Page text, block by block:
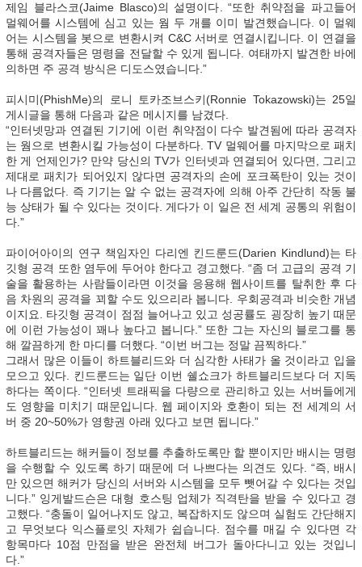
제임 블라스코(Jaime Blasco)의 설명이다. “또한 취약점을 파고들어
멀웨어를 시스템에 심고 있는 웜 두 개를 이미 발견했습니다. 이 멀웨
어는 시스템을 봇으로 변환시켜 C&C 서버로 연결시킵니다. 이 연결을
통해 공격자들은 명령을 전달할 수 있게 됩니다. 여태까지 발견한 바에
의하면 주 공격 방식은 디도스였습니다.”
피시미(PhishMe)의 로니 토카조브스키(Ronnie Tokazowski)는 25일
게시글을 통해 다음과 같은 메시지를 남겼다.
“인터넷망과 연결된 기기에 이런 취약점이 다수 발견됨에 따라 공격자
는 웜으로 변환시킬 가능성이 다분하다. TV 멀웨어를 마지막으로 패치
한 게 언제인가? 만약 당신의 TV가 인터넷과 연결되어 있다면, 그리고
제대로 패치가 되어있지 않다면 공격자의 손에 포크폭탄이 있는 것이
나 다름없다. 즉 기기는 알 수 없는 공격자에 의해 아주 간단히 작동 불
능 상태가 될 수 있다는 것이다. 게다가 이 일은 전 세계 공통의 위험이
다.”
파이어아이의 연구 책임자인 다리엔 킨드룬드(Darien Kindlund)는 타
깃형 공격 또한 염두에 두어야 한다고 경고했다. “좀 더 고급의 공격 기
술을 활용하는 사람들이라면 이것을 응용해 웹사이트를 탈취한 후 다
음 차원의 공격을 꾀할 수도 있으리라 봅니다. 우회공격과 비슷한 개념
이지요. 타깃형 공격이 점점 늘어나고 있고 성공률도 굉장히 높기 때문
에 이런 가능성이 꽤나 높다고 봅니다.” 또한 그는 자신의 블로그를 통
해 깔끔하게 한 마디를 더했다. “이번 버그는 정말 끔찍하다.”
그래서 많은 이들이 하트블리드와 더 심각한 사태가 올 것이라고 입을
모으고 있다. 킨드룬드는 일단 이번 쉘쇼크가 하트블리드보다 더 지독
하다는 쪽이다. “인터넷 트래픽을 다량으로 관리하고 있는 서버들에게
도 영향을 미치기 때문입니다. 웹 페이지와 호환이 되는 전 세계의 서
버 중 20~50%가 영향권 아래 있다고 보면 됩니다.”
하트블리드는 해커들이 정보를 추출하도록만 할 뿐이지만 배시는 명령
을 수행할 수 있도록 하기 때문에 더 나쁘다는 의견도 있다. “즉, 배시
만 있으면 해커가 당신의 서버와 시스템을 모두 뺏어갈 수 있다는 것입
니다.” 잉게발드슨은 대형 호스팅 업체가 직격탄을 받을 수 있다고 경
고했다. “충돌이 일어나지도 않고, 복잡하지도 않으며 실험도 간단해지
고 무엇보다 익스플로잇 자체가 쉽습니다. 점수를 매길 수 있다면 각
항목마다 10점 만점을 받은 완전체 버그가 돌아다니고 있는 것입니
다.”